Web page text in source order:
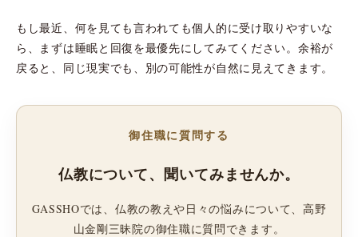
もし最近、何を見ても言われても個人的に受け取りやすいな
ら、まずは睡眠と回復を最優先にしてみてください。余裕が
戻ると、同じ現実でも、別の可能性が自然に見えてきます。
御住職に質問する
仏教について、聞いてみませんか。
GASSHOでは、仏教の教えや日々の悩みについて、高野
山金剛三昧院の御住職に質問できます。